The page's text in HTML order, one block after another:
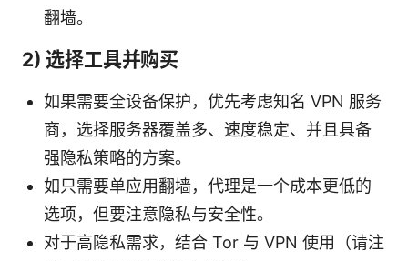
翻墙。
2) 选择工具并购买
如果需要全设备保护，优先考虑知名 VPN 服务
商，选择服务器覆盖多、速度稳定、并且具备
强隐私策略的方案。
如只需要单应用翻墙，代理是一个成本更低的
选项，但要注意隐私与安全性。
对于高隐私需求，结合 Tor 与 VPN 使用（请注